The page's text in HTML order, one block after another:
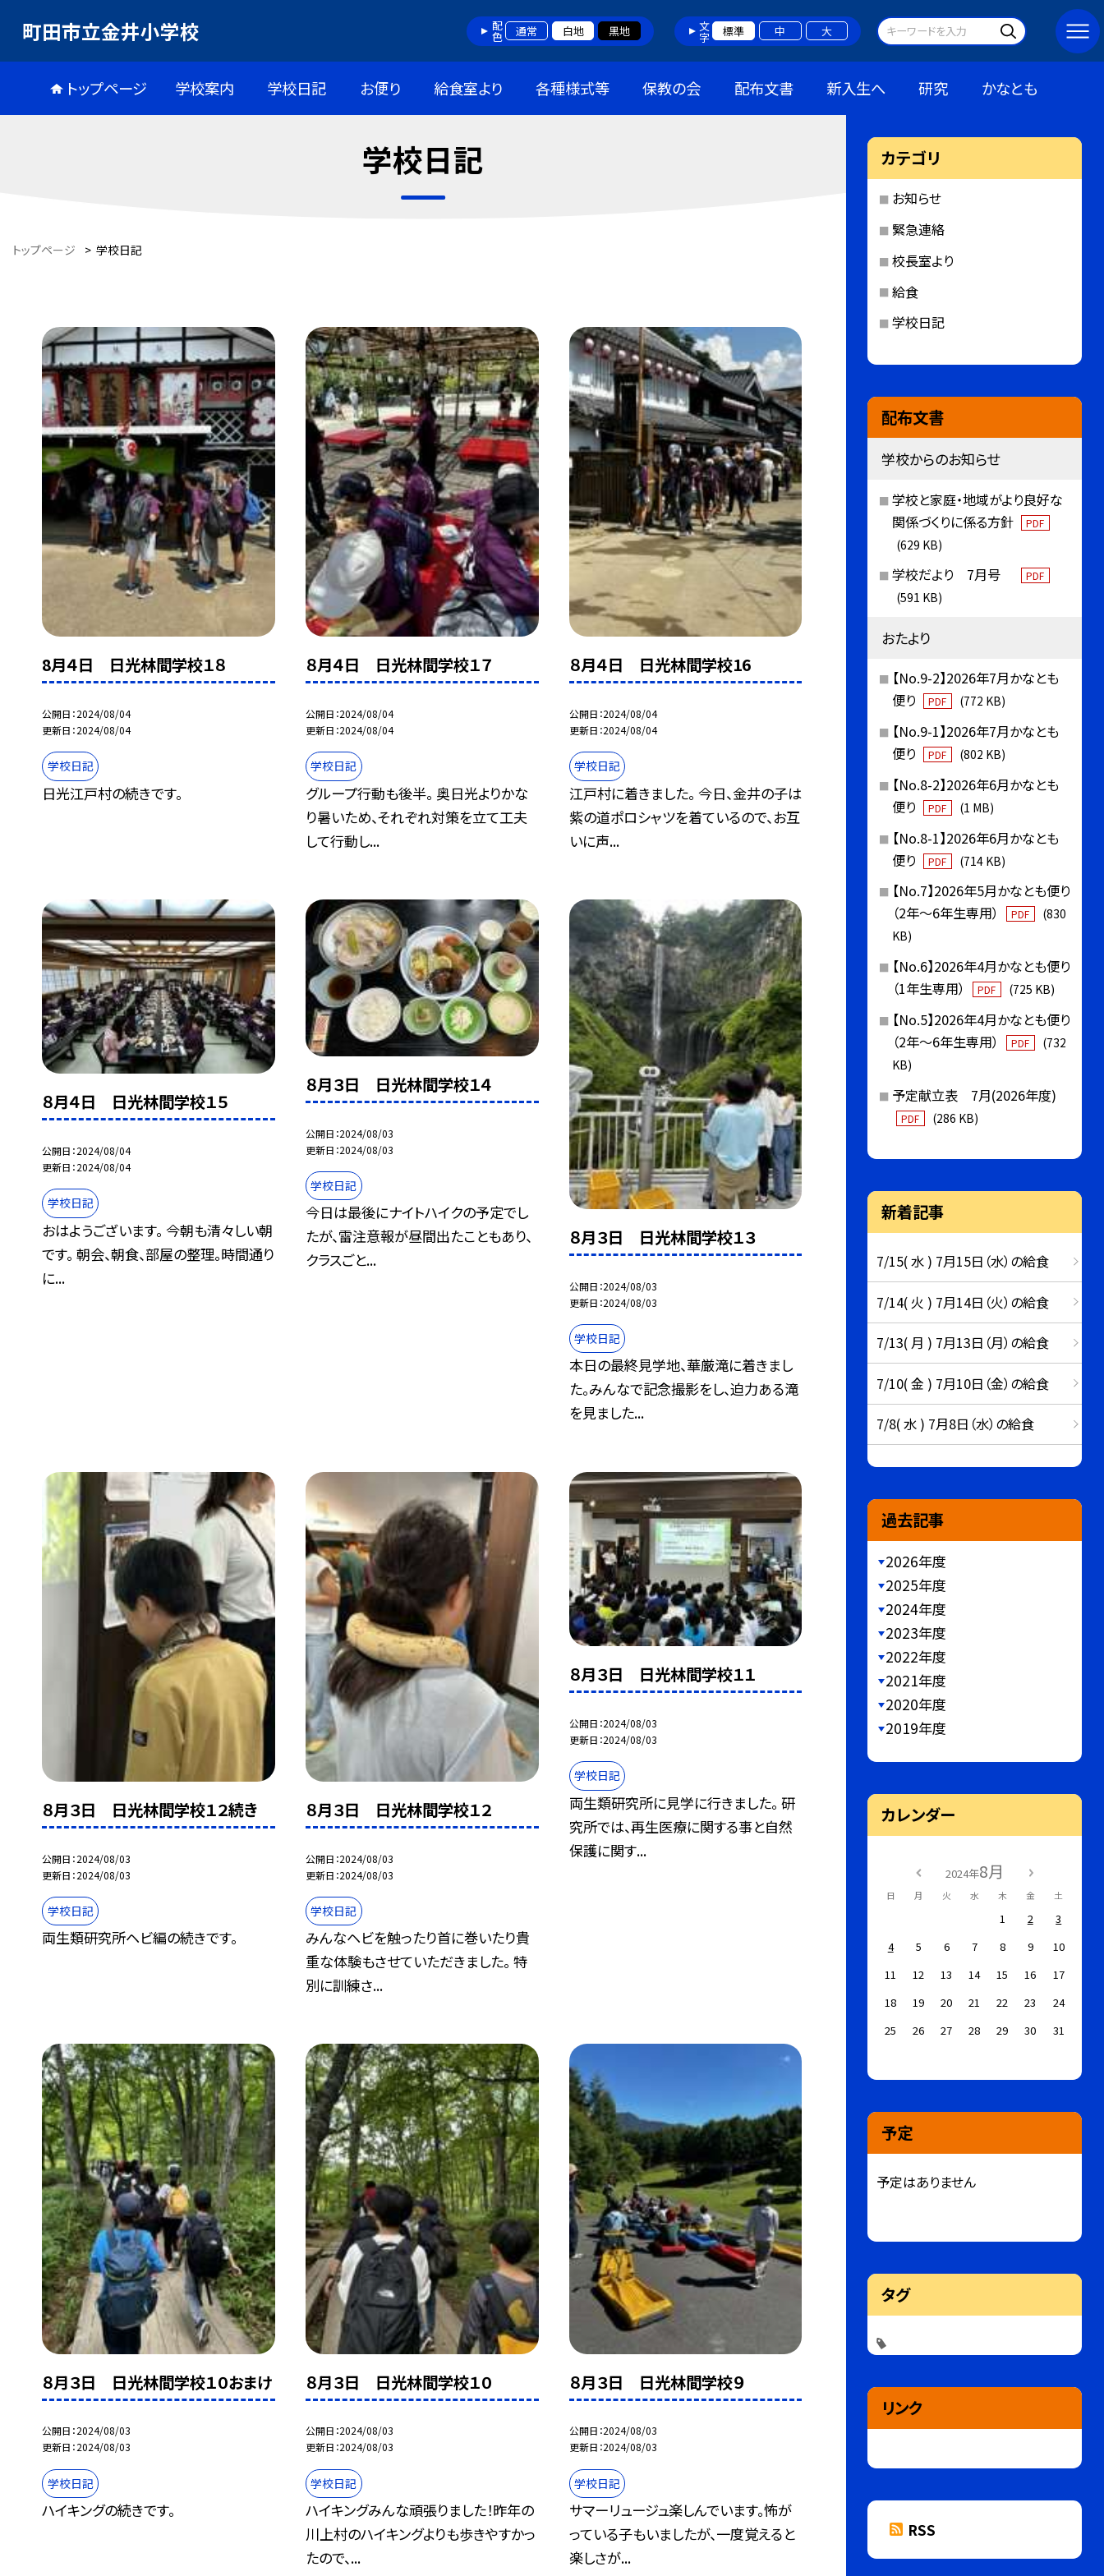
町田市立金井小学校 配色 通常 白地 黒地 文字 標準 中 大
トップページ 学校案内 学校日記 お便り 給食室より 各種様式等 保教の会 配布文書 新入生へ 研究 かなとも
学校日記
トップページ > 学校日記
8月４日 日光林間学校１８
公開日 2024/08/04
更新日 2024/08/04
学校日記
日光江戸村の続きです。
８月４日 日光林間学校１７
公開日 2024/08/04
更新日 2024/08/04
学校日記
グループ行動も後半。 奥日光よりかな
り暑いため、それぞれ対策を立て工夫
して行動し...
８月４日 日光林間学校16
公開日 2024/08/04
更新日 2024/08/04
学校日記
江戸村に着きました。 今日、金井の子は
紫の道ポロシャツを着ているので、お互
いに声...
８月４日 日光林間学校１５
公開日 2024/08/04
更新日 2024/08/04
学校日記
おはようございます。 今朝も清々しい朝
です。 朝会、朝食、部屋の整理。時間通り
に...
８月３日 日光林間学校１４
公開日 2024/08/03
更新日 2024/08/03
学校日記
今日は最後にナイトハイクの予定でし
たが、雷注意報が昼間出たこともあり、
クラスごと...
８月３日 日光林間学校１３
公開日 2024/08/03
更新日 2024/08/03
学校日記
本日の最終見学地、華厳滝に着きまし
た。みんなで記念撮影をし、迫力ある滝
を見ました...
８月３日 日光林間学校１２続き
公開日 2024/08/03
更新日 2024/08/03
学校日記
両生類研究所ヘビ編の続きです。
８月３日 日光林間学校１２
公開日 2024/08/03
更新日 2024/08/03
学校日記
みんなヘビを触ったり首に巻いたり貴
重な体験もさせていただきました。 特
別に訓練さ...
８月３日 日光林間学校１１
公開日 2024/08/03
更新日 2024/08/03
学校日記
両生類研究所に見学に行きました。 研
究所では、再生医療に関する事と自然
保護に関す...
８月３日 日光林間学校１０おまけ
公開日 2024/08/03
更新日 2024/08/03
学校日記
ハイキングの続きです。
８月３日 日光林間学校１０
公開日 2024/08/03
更新日 2024/08/03
学校日記
ハイキングみんな頑張りました！昨年の
川上村のハイキングよりも歩きやすかっ
たので、...
８月３日 日光林間学校９
公開日 2024/08/03
更新日 2024/08/03
学校日記
サマーリュージュ楽しんでいます。怖が
っている子もいましたが、一度覚えると
楽しさが...
カテゴリ
お知らせ
緊急連絡
校長室より
給食
学校日記
配布文書
学校からのお知らせ
学校と家庭・地域がより良好な
関係づくりに係る方針
PDF
(629 KB)
学校だより 7月号 PDF
(591 KB)
おたより
【No.9-2】2026年7月かなとも
便り
PDF (772 KB)
【No.9-1】2026年7月かなとも
便り
PDF (802 KB)
【No.8-2】2026年6月かなとも
便り
PDF (1 MB)
【No.8-1】2026年6月かなとも
便り
PDF (714 KB)
【No.7】2026年5月かなとも便り
（2年〜6年生専用）
PDF
(830
KB)
【No.6】2026年4月かなとも便り
（1年生専用）
PDF (725 KB)
【No.5】2026年4月かなとも便り
（2年〜6年生専用）
PDF
(732
KB)
予定献立表 7月(2026年度)
PDF (286 KB)
新着記事
7/15( 水 ) 7月15日（水）の給食
7/14( 火 ) 7月14日（火）の給食
7/13( 月 ) 7月13日（月）の給食
7/10( 金 ) 7月10日（金）の給食
7/8( 水 ) 7月8日（水）の給食
過去記事
2026年度
2025年度
2024年度
2023年度
2022年度
2021年度
2020年度
2019年度
カレンダー
2024年8月
日 月 火 水 木 金 土
1 2
3
4
5 6 7 8 9
10
11
12 13 14 15 16
17
18
19 20 21 22 23
24
25
26 27 28 29 30 31
予定
予定はありません
タグ
リンク
RSS